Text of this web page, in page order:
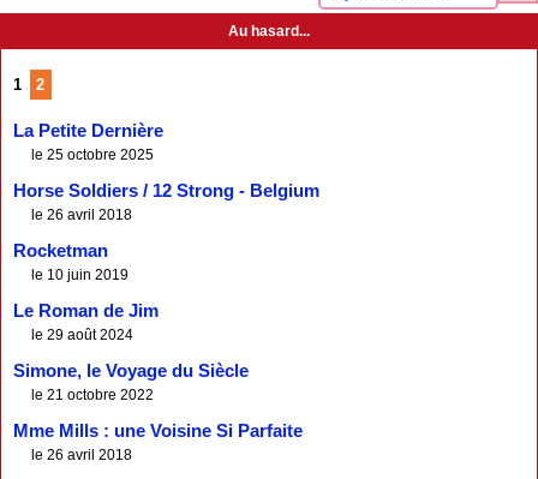
Au hasard...
1 2
La Petite Dernière
le 25 octobre 2025
Horse Soldiers / 12 Strong - Belgium
le 26 avril 2018
Rocketman
le 10 juin 2019
Le Roman de Jim
le 29 août 2024
Simone, le Voyage du Siècle
le 21 octobre 2022
Mme Mills : une Voisine Si Parfaite
le 26 avril 2018